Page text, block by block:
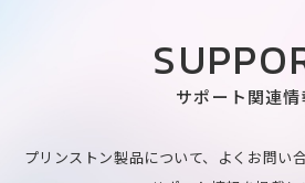
サポート関連情
プリンストン製品について、よくお問い